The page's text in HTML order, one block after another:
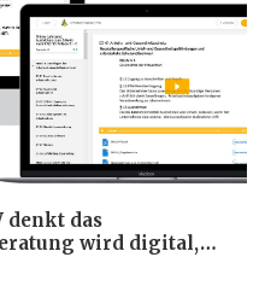
denkt das
wird digital,